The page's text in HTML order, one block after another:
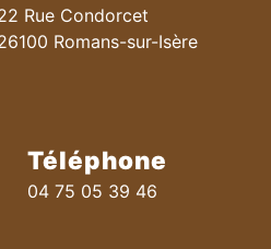
Rue Condorcet
Romans-sur-Isère
Téléphone
04 75 05 39 46